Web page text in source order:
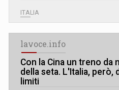
ITALIA
lavoce.info
Con la Cina un treno da
della seta. L'Italia, però,
limiti